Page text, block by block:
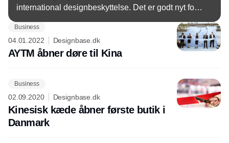
international designbeskyttelse. Det er godt nyt for
Varemærkestyrelsen.
Business
04.01.2022 Designbase.dk
AYTM åbner døre til Kina
Business
02.09.2020 Designbase.dk
Kinesisk kæde åbner første butik i
Danmark